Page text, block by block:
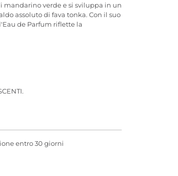
mandarino verde e si sviluppa in un
assoluto di fava tonka. Con il suo
de Parfum riflette la
entro 30 giorni